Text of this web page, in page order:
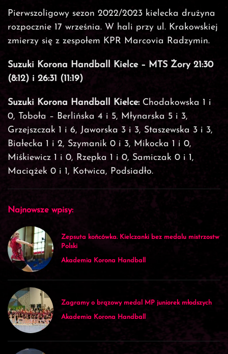
Pierwszoligowy sezon 2022/2023 kielecka drużyna
rozpocznie 17 września. W hali przy ul. Krakowskiej
zmierzy się z zespołem KPR Marcovia Radzymin.
Suzuki Korona Handball Kielce – MTS Żory 21:30
(8:12) i 26:31 (11:19)
Suzuki Korona Handball Kielce:Chodakowska 1 i
0, Toboła – Berlińska 4 i 5, Młynarska 5 i 3,
Grzejszczak 1 i 6, Jaworska 3 i 3, Staszewska 3 i 3,
Białecka 1 i 2, Szymanik 0 i 3, Mikocka 1 i 0,
Miśkiewicz 1 i 0, Rzepka 1 i 0, Samiczak 0 i 1,
Maciążek 0 i 1, Kotwica, Podsiadło.
Najnowsze wpisy:
Zepsuta końcówka. Kielczanki bez medalu mistrzostw
Polski
Akademia Korona Handball
Zagramy o brązowy medal MP juniorek młodszych
Akademia Korona Handball